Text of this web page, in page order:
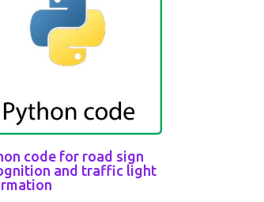
code for road sign
and traffic light